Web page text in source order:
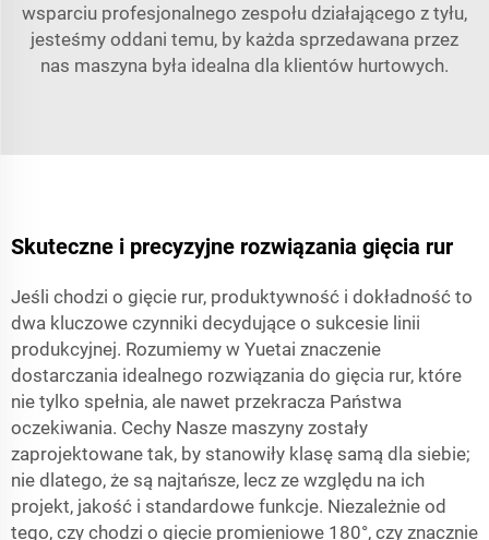
wsparciu profesjonalnego zespołu działającego z tyłu,
jesteśmy oddani temu, by każda sprzedawana przez
nas maszyna była idealna dla klientów hurtowych.
Skuteczne i precyzyjne rozwiązania gięcia rur
Jeśli chodzi o gięcie rur, produktywność i dokładność to
dwa kluczowe czynniki decydujące o sukcesie linii
produkcyjnej. Rozumiemy w Yuetai znaczenie
dostarczania idealnego rozwiązania do gięcia rur, które
nie tylko spełnia, ale nawet przekracza Państwa
oczekiwania. Cechy Nasze maszyny zostały
zaprojektowane tak, by stanowiły klasę samą dla siebie;
nie dlatego, że są najtańsze, lecz ze względu na ich
projekt, jakość i standardowe funkcje. Niezależnie od
tego, czy chodzi o gięcie promieniowe 180°, czy znacznie